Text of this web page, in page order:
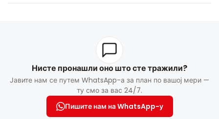
Нисте пронашли оно што сте тражили?
Јавите нам се путем WhatsApp-а за план по вашој мери —
ту смо за вас 24/7.
Пишите нам на WhatsApp-у